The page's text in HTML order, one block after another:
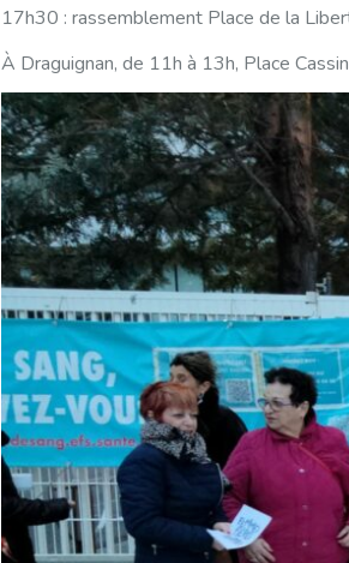
17h30 : rassemblement Place de la
À Draguignan, de 11h à 13h, Place